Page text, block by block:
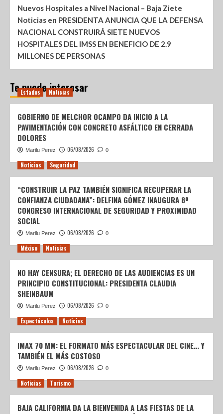
Nuevos Hospitales a Nivel Nacional – Baja Ziete
Noticias en PRESIDENTA ANUNCIA QUE LA DEFENSA
NACIONAL CONSTRUIRÁ SIETE NUEVOS
HOSPITALES DEL IMSS EN BENEFICIO DE 2.9
MILLONES DE PERSONAS
Te puede interesar
Estados Noticias
GOBIERNO DE MELCHOR OCAMPO DA INICIO A LA
PAVIMENTACIÓN CON CONCRETO ASFÁLTICO EN CERRADA
DOLORES
Marilu Perez 06/08/2026 0
Noticias Seguridad
“CONSTRUIR LA PAZ TAMBIÉN SIGNIFICA RECUPERAR LA
CONFIANZA CIUDADANA”: DELFINA GÓMEZ INAUGURA 8º
CONGRESO INTERNACIONAL DE SEGURIDAD Y PROXIMIDAD
SOCIAL
Marilu Perez 06/08/2026 0
México Noticias
NO HAY CENSURA; EL DERECHO DE LAS AUDIENCIAS ES UN
PRINCIPIO CONSTITUCIONAL: PRESIDENTA CLAUDIA
SHEINBAUM
Marilu Perez 06/08/2026 0
Espectáculos Noticias
IMAX 70 MM: EL FORMATO MÁS ESPECTACULAR DEL CINE… Y
TAMBIÉN EL MÁS COSTOSO
Marilu Perez 06/08/2026 0
Noticias Turismo
BAJA CALIFORNIA DA LA BIENVENIDA A LAS FIESTAS DE LA